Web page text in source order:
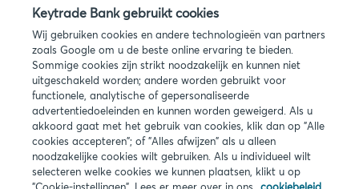
Veelgestelde vragen
Juridische info
Privacy
Cookies
Keytrade Bank gebruikt cookies
Wij gebruiken cookies en andere technologieën van partners
zoals Google om u de beste online ervaring te bieden.
Sommige cookies zijn strikt noodzakelijk en kunnen niet
uitgeschakeld worden; andere worden gebruikt voor
functionele, analytische of gepersonaliseerde
advertentiedoeleinden en kunnen worden geweigerd. Als u
akkoord gaat met het gebruik van cookies, klik dan op "Alle
cookies accepteren"; of "Alles afwijzen" als u alleen
noodzakelijke cookies wilt gebruiken. Als u individueel wilt
selecteren welke cookies we kunnen plaatsen, klikt u op